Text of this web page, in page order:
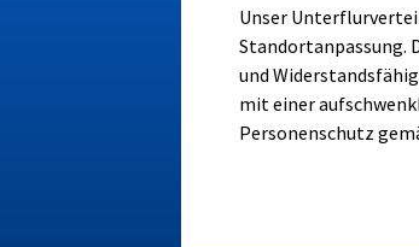
Unser
Standortanpassung.
und
mit einer
Personenschutz